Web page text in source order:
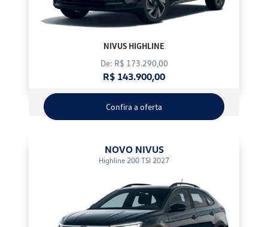
NIVUS HIGHLINE
De: R$ 173.290,00
R$ 143.900,00
Confira a oferta
NOVO NIVUS
Highline 200 TSI 2027